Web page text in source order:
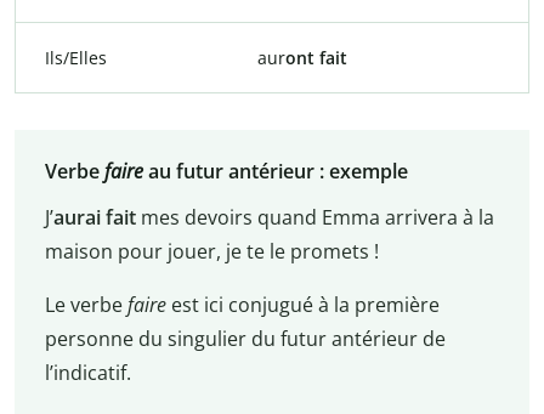
Ils/Elles auront fait
Verbefaireau futur antérieur : exemple
J’aurai faitmes devoirs quand Emma arrivera à la
maison pour jouer, je te le promets !
Le verbefaireest ici conjugué à la première
personne du singulier du futur antérieur de
l’indicatif.